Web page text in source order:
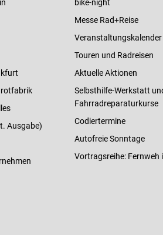
Ausgabe)
bike-night
Messe Rad+Reise
Veranstaltungskalender
Touren und Radreisen
Aktuelle Aktionen
Selbsthilfe-Werkstatt
Fahrradreparaturkurse
Codiertermine
Autofreie Sonntage
Vortragsreihe: Fernweh